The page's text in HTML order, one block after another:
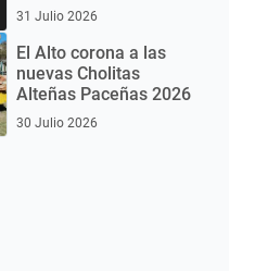
Gran Poder 2026
31 Julio 2026
El Alto corona a las
nuevas Cholitas
Alteñas Paceñas 2026
30 Julio 2026